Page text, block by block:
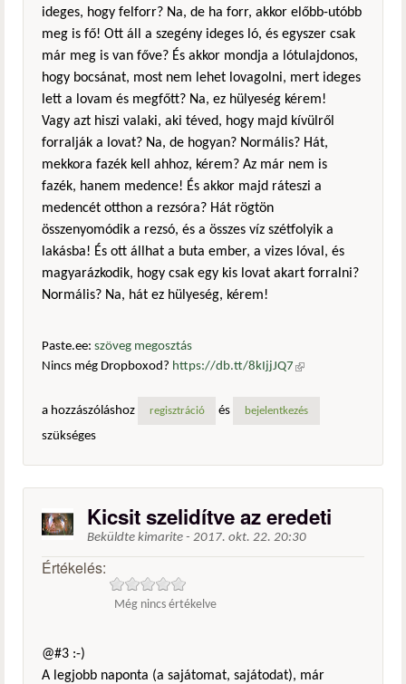
ideges, hogy felforr? Na, de ha forr, akkor előbb-utóbb
meg is fő! Ott áll a szegény ideges ló, és egyszer csak
már meg is van főve? És akkor mondja a lótulajdonos,
hogy bocsánat, most nem lehet lovagolni, mert ideges
lett a lovam és megfőtt? Na, ez hülyeség kérem!
Vagy azt hiszi valaki, aki téved, hogy majd kívülről
forralják a lovat? Na, de hogyan? Normális? Hát,
mekkora fazék kell ahhoz, kérem? Az már nem is
fazék, hanem medence! És akkor majd ráteszi a
medencét otthon a rezsóra? Hát rögtön
összenyomódik a rezsó, és a összes víz szétfolyik a
lakásba! És ott állhat a buta ember, a vizes lóval, és
magyarázkodik, hogy csak egy kis lovat akart forralni?
Normális? Na, hát ez hülyeség, kérem!
Paste.ee: szöveg megosztás
Nincs még Dropboxod? https://db.tt/8kIjjJQ7 (külső
a hozzászóláshoz
regisztráció és bejelentkezés
szükséges
Kicsit szelidítve az eredeti
Beküldte kimarite - 2017. okt. 22. 20:30
Értékelés:
Még nincs értékelve
@#3 :-)
A legjobb naponta (a sajátomat, sajátodat), már